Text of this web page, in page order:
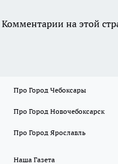
Комментарии на этой
Про Город Чебоксары
Про Город Новочебоксарск
Про Город Ярославль
Наша Газета